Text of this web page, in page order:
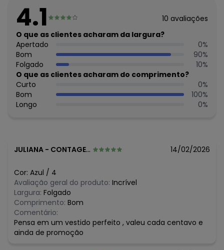
Decote frente: Redondo
Decote costas: Redondo
Fornecedor: KYLY INDUSTRIA TEXTIL LTDA / CNPJ
78.855.830/0001-98
Feito: Brasil
Cuidados para conservação do produto: Para melhor
conservação do produto, lavar à mão com sabão neutro.
Evite deixar as peças de molho para não desbotá-las e
nem manchá-las. Passar até 110º.
Fechamento: Botões
algum dia do mês, para o menor tamanho disponível.
agosto/2026
julho/2026
junho/2026
maio/2026
abril/2026 R$ 109,95
março/2026 R$ 109,95
fevereiro/2026
4.1 10 avaliações
O que as clientes acharam da largura?
Apertado
0%
Bom
90%
Folgado
10%
O que as clientes acharam do comprimento?
Curto
0%
Bom
100%
Longo
0%
JULIANA - CONTAGEM - MG 14/02/2026
Cor: Azul / 4
Avaliação geral do produto: Incrível
Largura: Folgado
Comprimento: Bom
Comentário:
Pensa em um vestido perfeito , valeu cada centavo e
ainda de promoção